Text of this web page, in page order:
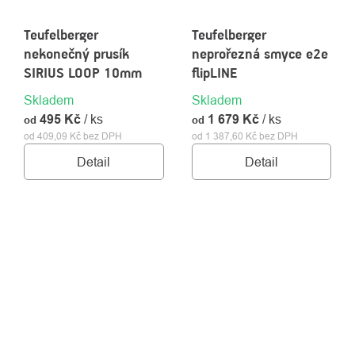
Teufelberger
nekonečný prusík
SIRIUS LOOP 10mm
Skladem
od 409,09 Kč bez DPH
od 495 Kč / ks
Detail
Teufelberger
neprořezná smyce e2e
flipLINE
Skladem
od 1 387,60 Kč bez DPH
od 1 679 Kč / ks
Detail